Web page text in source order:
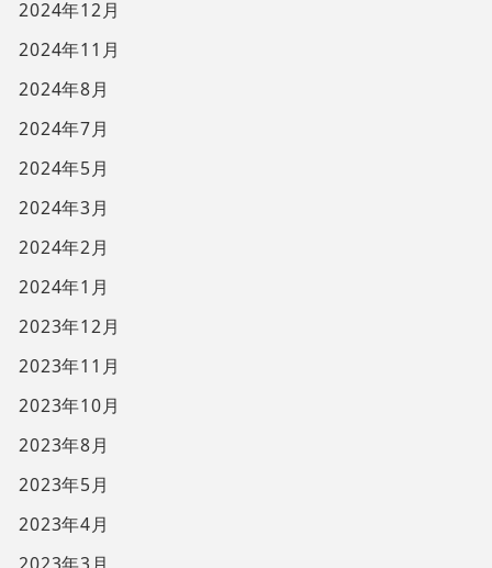
2024年12月
2024年11月
2024年8月
2024年7月
2024年5月
2024年3月
2024年2月
2024年1月
2023年12月
2023年11月
2023年10月
2023年8月
2023年5月
2023年4月
2023年3月